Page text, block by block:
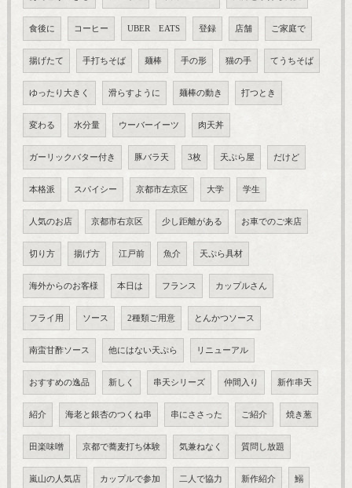
食後に コーヒー UBER EATS 登録 店舗 ご家庭で
揚げたて 手打ちそば 麺棒 手の形 猫の手 てうちそば
ゆったり大きく 滑らすように 麺棒の動き 打つとき
変わる 水分量 ウーバーイーツ 肉天丼
ガーリックバター付き 豚バラ天 3枚 天ぷら屋 だけど
本格派 スパイシー 京都市左京区 大学 学生
人気のお店 京都市右京区 少し距離がある お車でのご来店
切り方 揚げ方 江戸前 魚介 天ぷら具材
海外からのお客様 本日は フランス カップルさん
フライ用 ソース 2種類ご用意 とんかつソース
南蛮甘酢ソース 他にはない天ぷら リニューアル
おすすめの逸品 新しく 串天シリーズ 仲間入り 新作串天
紹介 海老と銀杏のつくね串 串にささった ご紹介 焼き葱
田楽味噌 京都で蕎麦打ち体験 気兼ねなく 質問し放題
嵐山の人気店 カップルで参加 二人で協力 新作紹介 鰯